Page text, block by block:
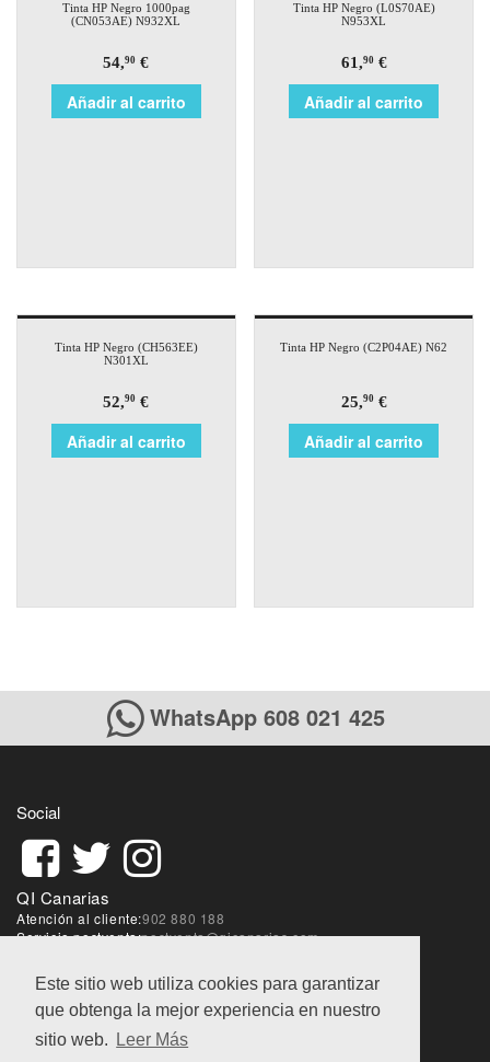
Este sitio web utiliza cookies para garantizar
que obtenga la mejor experiencia en nuestro
sitio web.
Leer Más
Tinta HP Negro 1000pag
(CN053AE) N932XL
54,90 €
Añadir al carrito
Tinta HP Negro (L0S70AE)
N953XL
61,90€
Añadir al carrito
Tinta HP Negro (CH563EE)
N301XL
52,90 €
Añadir al carrito
Tinta HP Negro (C2P04AE) N62
25,90€
Añadir al carrito
WhatsApp 608 021 425
Social
QI Canarias
Atención al cliente:902 880 188
Servicio postventa:postventa@qicanarias.com
Condiciones de ventas|Aviso Legal|Política de
privacidad